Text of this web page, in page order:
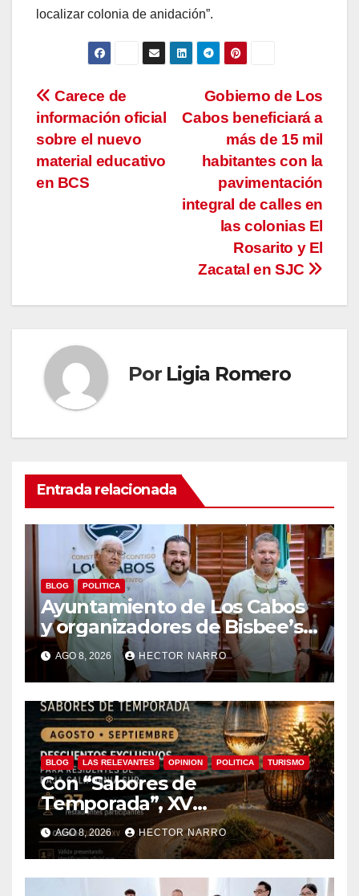
localizar colonia de anidación”.
Navegación
de
entradas
Gobierno de Los
Cabos beneficiará a
más de 15 mil
habitantes con la
pavimentación
integral de calles en
las colonias El
Rosarito y El
Zacatal en SJC
Carece de
información oficial
sobre el nuevo
material educativo
en BCS
Por Ligia Romero
Entrada relacionada
BLOG POLITICA
Ayuntamiento de Los Cabos
y organizadores de Bisbee’s
coordinan acciones para
edición 2026
AGO 8, 2026 HECTOR NARRO
BLOG LAS RELEVANTES OPINION POLITICA TURISMO
Con “Sabores de
Temporada”, XV
Ayuntamiento de Los Cabos
y Canirac impulsan consumo
local con beneficios para
residentes de BCS
AGO 8, 2026 HECTOR NARRO